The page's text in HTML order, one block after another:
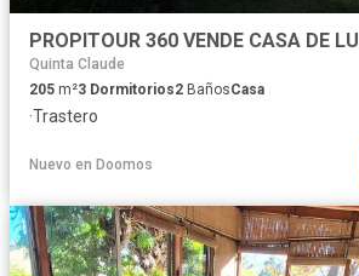
Quinta Claude
205 m²3 Dormitorios2 BañosCasa
·Trastero
Nuevo en Doomos